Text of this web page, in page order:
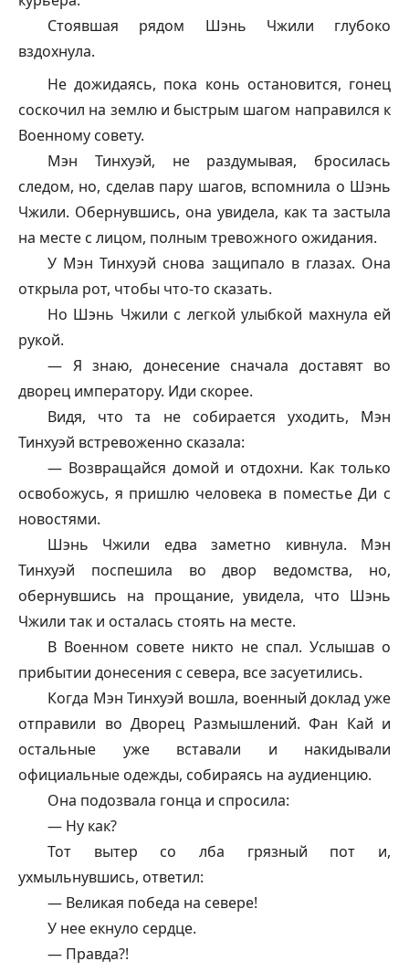
Стоявшая рядом Шэнь Чжили глубоко
вздохнула.
Не дожидаясь, пока конь остановится, гонец
соскочил на землю и быстрым шагом направился к
Военному совету.
Мэн Тинхуэй, не раздумывая, бросилась
следом, но, сделав пару шагов, вспомнила о Шэнь
Чжили. Обернувшись, она увидела, как та застыла
на месте с лицом, полным тревожного ожидания.
У Мэн Тинхуэй снова защипало в глазах. Она
открыла рот, чтобы что-то сказать.
Но Шэнь Чжили с легкой улыбкой махнула ей
рукой.
— Я знаю, донесение сначала доставят во
дворец императору. Иди скорее.
Видя, что та не собирается уходить, Мэн
Тинхуэй встревоженно сказала:
— Возвращайся домой и отдохни. Как только
освобожусь, я пришлю человека в поместье Ди с
новостями.
Шэнь Чжили едва заметно кивнула. Мэн
Тинхуэй поспешила во двор ведомства, но,
обернувшись на прощание, увидела, что Шэнь
Чжили так и осталась стоять на месте.
В Военном совете никто не спал. Услышав о
прибытии донесения с севера, все засуетились.
Когда Мэн Тинхуэй вошла, военный доклад уже
отправили во Дворец Размышлений. Фан Кай и
остальные уже вставали и накидывали
официальные одежды, собираясь на аудиенцию.
Она подозвала гонца и спросила:
— Ну как?
Тот вытер со лба грязный пот и,
ухмыльнувшись, ответил:
— Великая победа на севере!
У нее екнуло сердце.
— Правда?!